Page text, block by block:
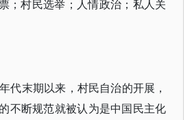
；村民选举；人情政治；私人关
代末期以来，村民自治的开展，
不断规范就被认为是中国民主化